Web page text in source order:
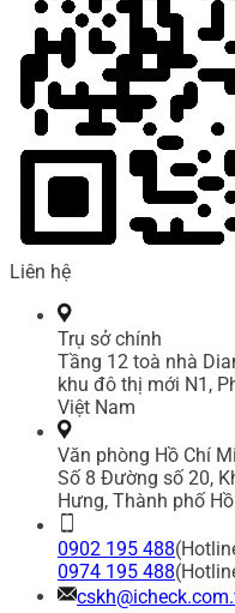
Liên hệ
Trụ sở chính
Tầng 12 toà nhà
khu đô thị mới N1,
Việt Nam
Văn phòng Hồ Chí
Số 8 Đường số 20,
Hưng, Thành phố
0902 195 488
0974 195 488